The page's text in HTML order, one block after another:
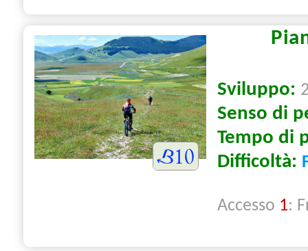
Sviluppo:
Senso di
Tempo di
Difficoltà:
Accesso 1: